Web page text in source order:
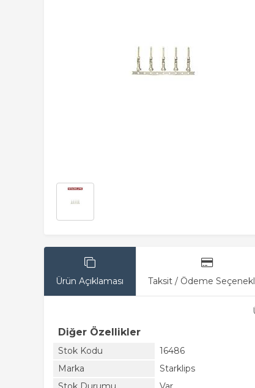
Ürün Açıklaması Taksit / Ödeme
Diğer Özellikler
Stok Kodu
16486
Marka
Starklips